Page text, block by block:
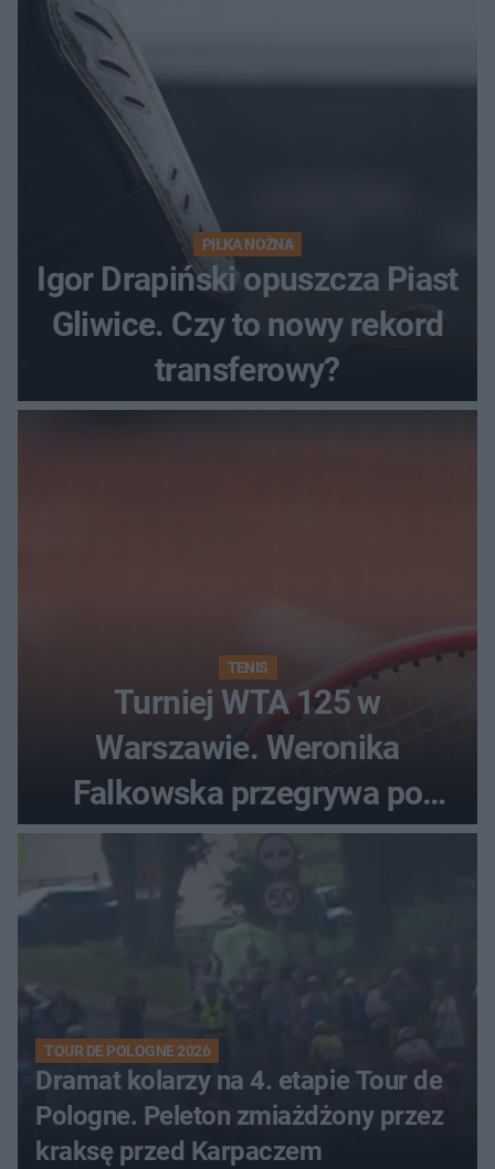
PIŁKA NOŻNA
Igor Drapiński opuszcza Piast
Gliwice. Czy to nowy rekord
transferowy?
TENIS
Turniej WTA 125 w
Warszawie. Weronika
Falkowska przegrywa po
zaciętym boju
TOUR DE POLOGNE 2026
Dramat kolarzy na 4. etapie Tour de
Pologne. Peleton zmiażdżony przez
kraksę przed Karpaczem